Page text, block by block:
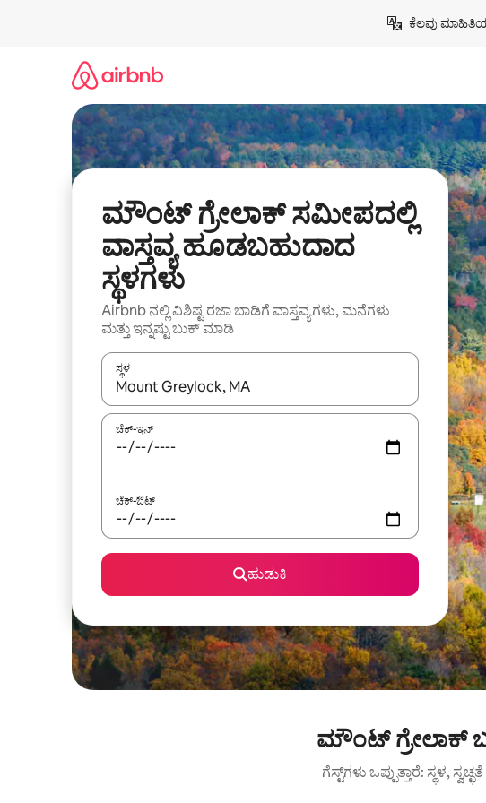
ಕೆಲವು
ಮೌಂಟ್ ಗ್ರೇಲಾಕ್ ಸಮೀಪದಲ್ಲಿ
ವಾಸ್ತವ್ಯ ಹೂಡಬಹುದಾದ
ಸ್ಥಳಗಳು
Airbnb ನಲ್ಲಿ ವಿಶಿಷ್ಟ ರಜಾ ಬಾಡಿಗೆ ವಾಸ್ತವ್ಯಗಳು, ಮನೆಗಳು
ಮತ್ತು ಇನ್ನಷ್ಟು ಬುಕ್ ಮಾಡಿ
ಸ್ಥಳ
ಫಲಿತಾಂಶಗಳು ಲಭ್ಯವಿರುವಾಗ, ಅಪ್ ಮತ್ತು ಡೌನ್ ಬಾಣದ ಕೀಲಿಗಳೊಂದಿಗೆ
ಚೆಕ್-ಇನ್
ಚೆಕ್-ಔಟ್
ಹುಡುಕಿ
ಮೌಂಟ್ ಗ್ರೇಲಾಕ್
ಗೆಸ್ಟ್‌ಗಳು ಒಪ್ಪುತ್ತಾರೆ: ಸ್ಥಳ,